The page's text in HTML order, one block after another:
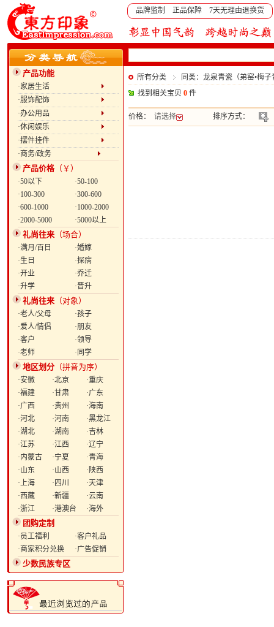
品牌监制 正品保障 7天无理由退换货
产品功能
·家居生活
·服饰配饰
·办公用品
·休闲娱乐
·摆件挂件
·商务/政务
产品价格（￥）
·50以下
·50-100
·100-300
·300-600
·600-1000
·1000-2000
·2000-5000
·5000以上
礼尚往来 （场合）
·满月/百日
·婚嫁
·生日
·探病
·开业
·乔迁
·升学
·晋升
礼尚往来 （对象）
·老人/父母
·孩子
·爱人/情侣
·朋友
·客户
·领导
·老师
·同学
地区划分 （拼音为序）
·安徽 ·北京
·重庆
·福建
·甘肃
·广东
·广西
·贵州
·海南
·河北
·河南
·黑龙江
·湖北
·湖南
·吉林
·江苏
·江西
·辽宁
·内蒙古
·宁夏
·青海
·山东
·山西
·陕西
·上海
·四川
·天津
·西藏
·新疆
·云南
·浙江
·港澳台 ·海外
团购定制
·员工福利
·客户礼品
·商家积分兑换
·广告促销
少数民族专区
所有分类
同类：龙泉青瓷（弟窑•梅
找到相关宝贝 0 件
价格： 请选择 排序方式：